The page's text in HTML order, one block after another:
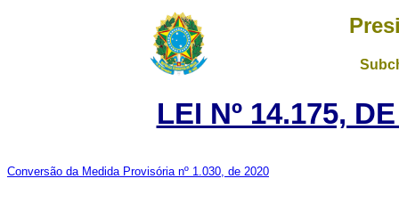
LEI Nº 14.175,
Conversão da Medida Provisória nº 1.030, de 2020